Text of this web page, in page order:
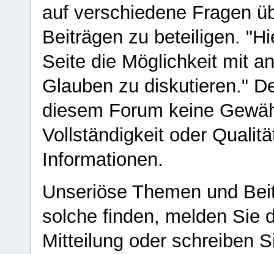
auf verschiedene Fragen
Beiträgen zu beteiligen.
Seite die Möglichkeit mit
Glauben zu diskutieren."
diesem Forum keine
Vollständigkeit oder
Informationen.
Unseriöse Themen und
solche finden, melden Sie
Mitteilung oder schreiben